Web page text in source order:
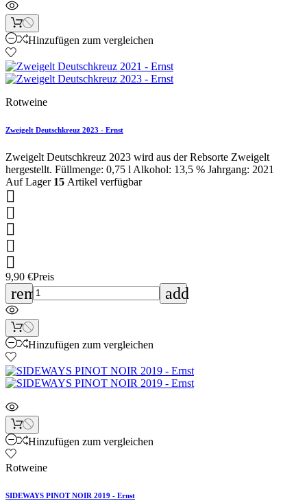
Hinzufügen zum vergleichen
Rotweine
Zweigelt Deutschkreuz 2023 - Ernst
Zweigelt Deutschkreuz 2023 wird aus der Rebsorte Zweigelt
hergestellt. Füllmenge: 0,75 l Alkohol: 13,5 % Jahrgang: 2021
Auf Lager 15 Artikel verfügbar





9,90 €Preis
remove add
Hinzufügen zum vergleichen
Hinzufügen zum vergleichen
Rotweine
SIDEWAYS PINOT NOIR 2019 - Ernst